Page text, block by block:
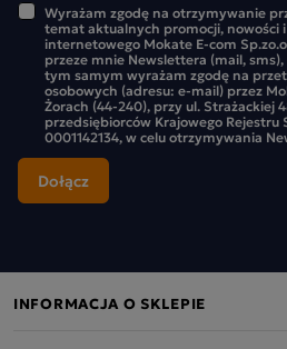
Wyrażam zgodę na otrzymywanie
temat aktualnych promocji, nowości
internetowego Mokate E-com
przeze mnie Newslettera (mail,
tym samym wyrażam zgodę na
osobowych (adresu: e-mail) przez
Żorach (44-240), przy ul. Strażackiej
przedsiębiorców Krajowego Rejestru
0001142134, w celu otrzymywania
INFORMACJA O SKLEPIE